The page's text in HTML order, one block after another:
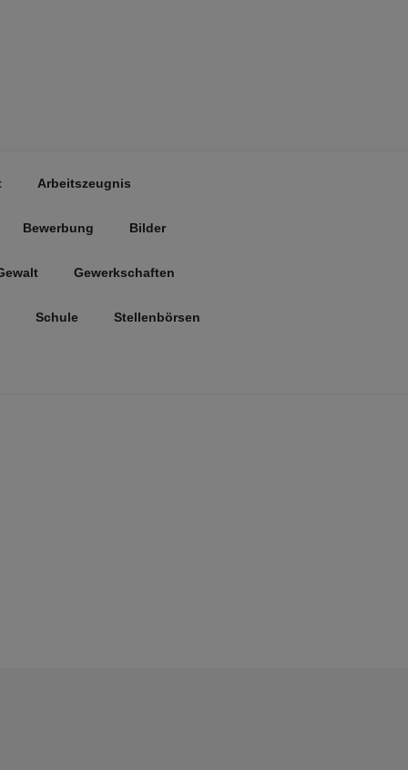
Arbeitszeugnis
Bewerbung Bilder
Gewerkschaften
Schule Stellenbörsen